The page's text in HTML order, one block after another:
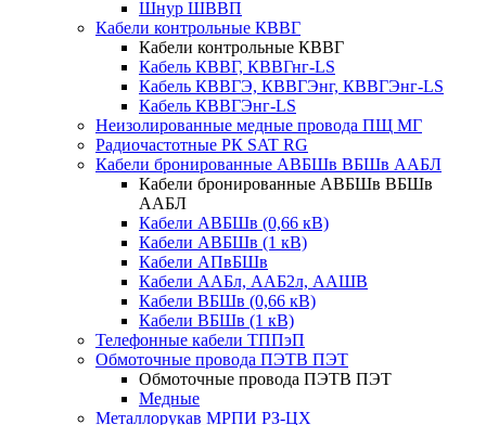
Шнур ШВВП
Кабели контрольные КВВГ
Кабели контрольные КВВГ
Кабель КВВГ, КВВГнг-LS
Кабель КВВГЭ, КВВГЭнг, КВВГЭнг-LS
Кабель КВВГЭнг-LS
Неизолированные медные провода ПЩ МГ
Радиочастотные РК SAT RG
Кабели бронированные АВБШв ВБШв ААБЛ
Кабели бронированные АВБШв ВБШв
ААБЛ
Кабели АВБШв (0,66 кВ)
Кабели АВБШв (1 кВ)
Кабели АПвБШв
Кабели ААБл, ААБ2л, ААШВ
Кабели ВБШв (0,66 кВ)
Кабели ВБШв (1 кВ)
Телефонные кабели ТППэП
Обмоточные провода ПЭТВ ПЭТ
Обмоточные провода ПЭТВ ПЭТ
Медные
Металлорукав МРПИ РЗ-ЦХ